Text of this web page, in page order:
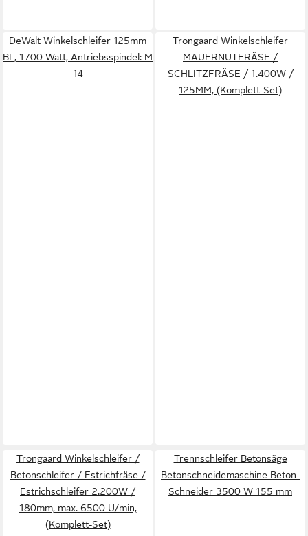
DeWalt Winkelschleifer 125mm
BL, 1700 Watt, Antriebsspindel: M
14
Trongaard Winkelschleifer
MAUERNUTFRÄSE /
SCHLITZFRÄSE / 1.400W /
125MM, (Komplett-Set)
Trongaard Winkelschleifer /
Betonschleifer / Estrichfräse /
Estrichschleifer 2.200W /
180mm, max. 6500 U/min,
(Komplett-Set)
Trennschleifer Betonsäge
Betonschneidemaschine Beton-
Schneider 3500 W 155 mm